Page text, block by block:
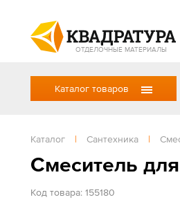
ОТДЕЛОЧНЫЕ МАТЕРИАЛЫ
Каталог товаров
Каталог | Сантехника |
Смеситель
Код товара: 155180